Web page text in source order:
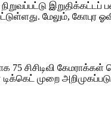
இறுதிக்கட்டப்
மேலும்,
75 சிசிடிவி
முறை